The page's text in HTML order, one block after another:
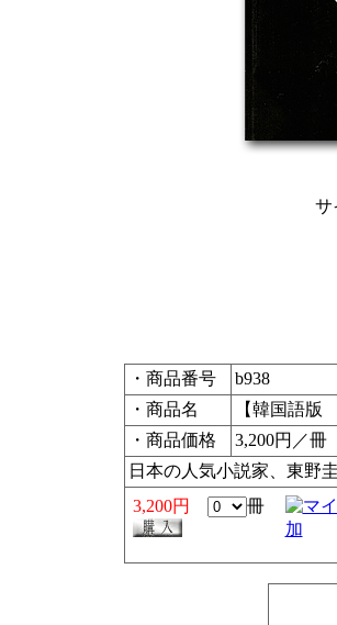
サ
・商品番号
b938
・商品名
【韓国語
・商品価格
3,200円／冊
日本の人気小説家、東野
3,200円
冊